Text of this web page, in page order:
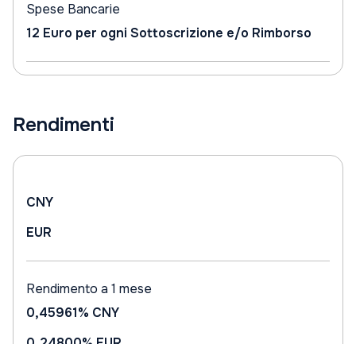
Spese Bancarie
12 Euro per ogni Sottoscrizione e/o Rimborso
Rendimenti
CNY
EUR
Rendimento a 1 mese
0,45961% CNY